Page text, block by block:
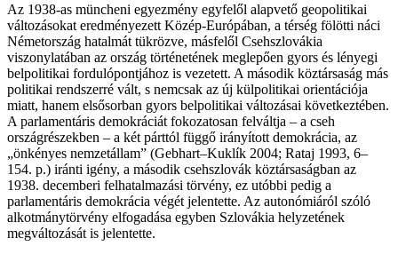
Az 1938-as müncheni egyezmény egyfelől alapvető geopolitikai
változásokat eredményezett Közép-Európában, a térség fölötti náci
Németország hatalmát tükrözve, másfelől Csehszlovákia
viszonylatában az ország történetének meglepően gyors és lényegi
belpolitikai fordulópontjához is vezetett. A második köztársaság más
politikai rendszerré vált, s nemcsak az új külpolitikai orientációja
miatt, hanem elsősorban gyors belpolitikai változásai következtében.
A parlamentáris demokráciát fokozatosan felváltja – a cseh
országrészekben – a két párttól függő irányított demokrácia, az
„önkényes nemzetállam” (Gebhart–Kuklík 2004; Rataj 1993, 6–
154. p.) iránti igény, a második csehszlovák köztársaságban az
1938. decemberi felhatalmazási törvény, ez utóbbi pedig a
parlamentáris demokrácia végét jelentette. Az autonómiáról szóló
alkotmánytörvény elfogadása egyben Szlovákia helyzetének
megváltozását is jelentette.